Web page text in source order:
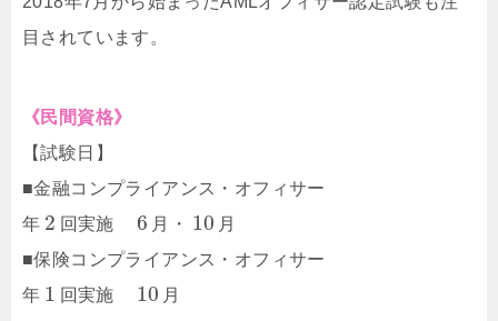
目されています。
《民間資格》
【試験日】
■金融コンプライアンス・オフィサー
年 2 回実施 6 月・ 10 月
■保険コンプライアンス・オフィサー
年 1 回実施 10 月